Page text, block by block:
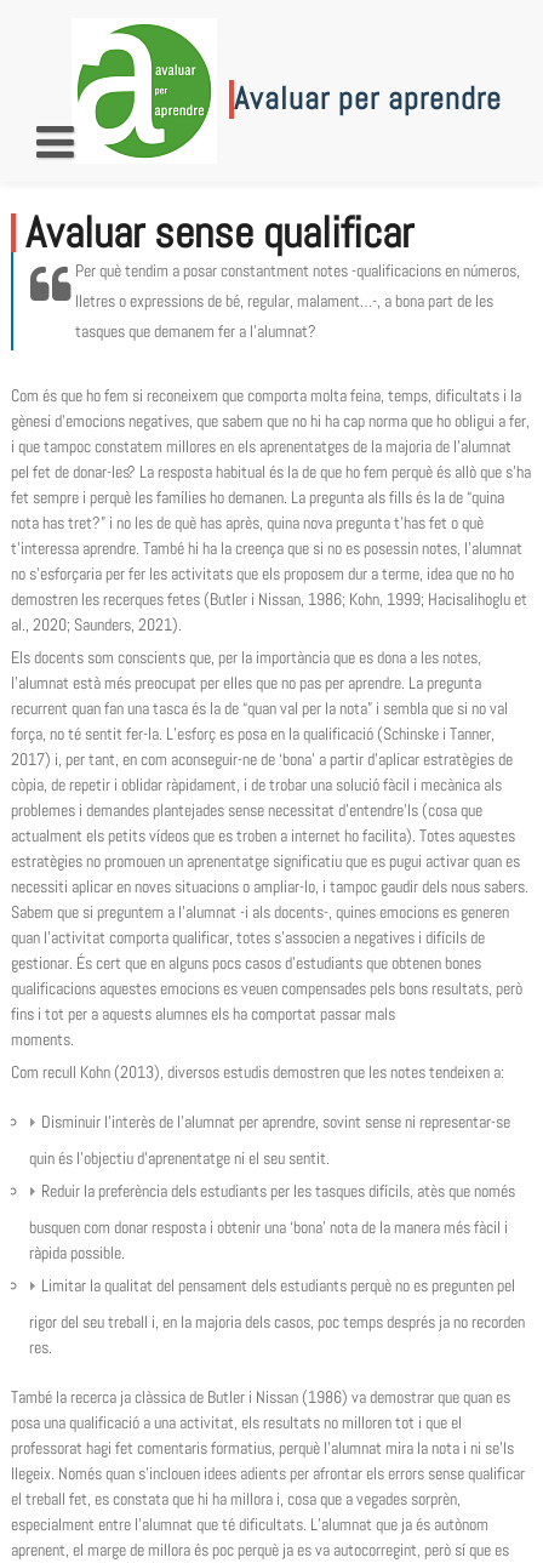
Avaluar per aprendre
Avaluar sense qualificar
Per què tendim a posar constantment notes -qualificacions en números,
lletres o expressions de bé, regular, malament…-, a bona part de les
tasques que demanem fer a l’alumnat?
Com és que ho fem si reconeixem que comporta molta feina, temps, dificultats i la
gènesi d’emocions negatives, que sabem que no hi ha cap norma que ho obligui a fer,
i que tampoc constatem millores en els aprenentatges de la majoria de l’alumnat
pel fet de donar-les? La resposta habitual és la de que ho fem perquè és allò que s’ha
fet sempre i perquè les famílies ho demanen. La pregunta als fills és la de “quina
nota has tret?” i no les de què has après, quina nova pregunta t’has fet o què
t’interessa aprendre. També hi ha la creença que si no es posessin notes, l’alumnat
no s’esforçaria per fer les activitats que els proposem dur a terme, idea que no ho
demostren les recerques fetes (Butler i Nissan, 1986; Kohn, 1999; Hacisalihoglu et
al., 2020; Saunders, 2021).
Els docents som conscients que, per la importància que es dona a les notes,
l’alumnat està més preocupat per elles que no pas per aprendre. La pregunta
recurrent quan fan una tasca és la de “quan val per la nota” i sembla que si no val
força, no té sentit fer-la. L’esforç es posa en la qualificació (Schinske i Tanner,
2017) i, per tant, en com aconseguir-ne de ‘bona’ a partir d’aplicar estratègies de
còpia, de repetir i oblidar ràpidament, i de trobar una solució fàcil i mecànica als
problemes i demandes plantejades sense necessitat d’entendre’ls (cosa que
actualment els petits vídeos que es troben a internet ho facilita). Totes aquestes
estratègies no promouen un aprenentatge significatiu que es pugui activar quan es
necessiti aplicar en noves situacions o ampliar-lo, i tampoc gaudir dels nous sabers.
Sabem que si preguntem a l’alumnat -i als docents-, quines emocions es generen
quan l’activitat comporta qualificar, totes s’associen a negatives i difícils de
gestionar. És cert que en alguns pocs casos d’estudiants que obtenen bones
qualificacions aquestes emocions es veuen compensades pels bons resultats, però
fins i tot per a aquests alumnes els ha comportat passar mals
moments.
Com recull Kohn (2013), diversos estudis demostren que les notes tendeixen a:
Disminuir l’interès de l’alumnat per aprendre, sovint sense ni representar-se
quin és l’objectiu d’aprenentatge ni el seu sentit.
Reduir la preferència dels estudiants per les tasques difícils, atès que només
busquen com donar resposta i obtenir una ‘bona’ nota de la manera més fàcil i
ràpida possible.
Limitar la qualitat del pensament dels estudiants perquè no es pregunten pel
rigor del seu treball i, en la majoria dels casos, poc temps després ja no recorden
res.
També la recerca ja clàssica de Butler i Nissan (1986) va demostrar que quan es
posa una qualificació a una activitat, els resultats no milloren tot i que el
professorat hagi fet comentaris formatius, perquè l’alumnat mira la nota i ni se’ls
llegeix. Només quan s’inclouen idees adients per afrontar els errors sense qualificar
el treball fet, es constata que hi ha millora i, cosa que a vegades sorprèn,
especialment entre l’alumnat que té dificultats. L’alumnat que ja és autònom
aprenent, el marge de millora és poc perquè ja es va autocorregint, però sí que es